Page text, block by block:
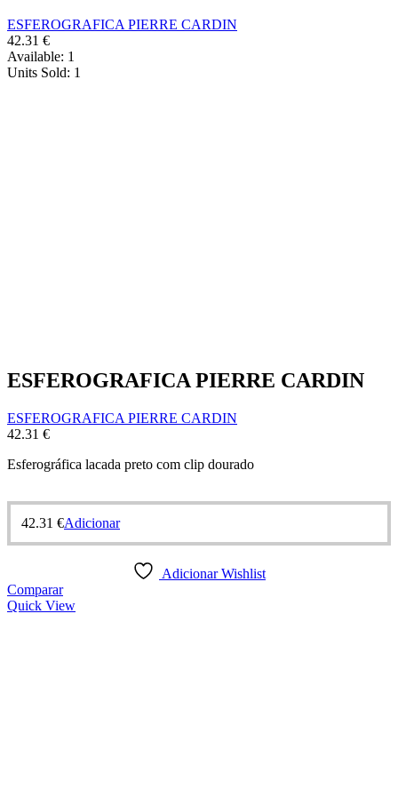
ESFEROGRAFICA PIERRE CARDIN
42.31 €
Available: 1
Units Sold: 1
ESFEROGRAFICA PIERRE CARDIN
ESFEROGRAFICA PIERRE CARDIN
42.31 €
Esferográfica lacada preto com clip dourado
42.31 €Adicionar
Adicionar Wishlist
Comparar
Quick View